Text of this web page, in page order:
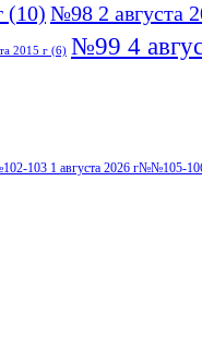
(10) №98 2 августа
2015 г (6) №99 4
103 1 августа 2026 г№№105-106